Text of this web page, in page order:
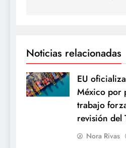
Noticias relacionadas
EU
México por
trabajo
revisión del
Nora Rivas